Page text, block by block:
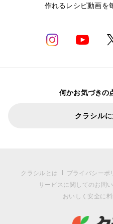
作れるレシピ動画を
何かお気づきの
クラシル
クラシルとは プライバシーポ
サービスに関してのお問
おいしく安全に